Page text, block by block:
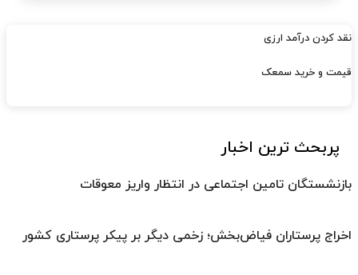
نقد کردن درآمد ارزی
قیمت و خرید سمعک
پربحث ترین اخبار
بازنشستگان تامین اجتماعی در انتظار واریز معوقات
اخراج پرستاران فیاض‌بخش؛ زخمی دیگر بر پیکر پرستاری کشور